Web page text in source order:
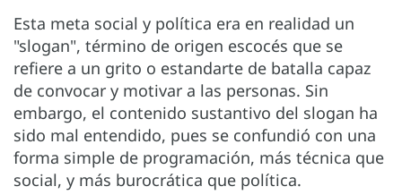
Esta meta social y política era en realidad un
"slogan", término de origen escocés que se
refiere a un grito o estandarte de batalla capaz
de convocar y motivar a las personas. Sin
embargo, el contenido sustantivo del slogan ha
sido mal entendido, pues se confundió con una
forma simple de programación, más técnica que
social, y más burocrática que política.